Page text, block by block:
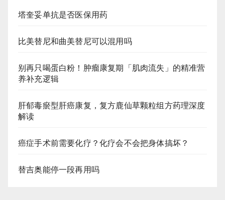
塔奎妥单抗是否医保用药
比美替尼和曲美替尼可以混用吗
别再只喝蛋白粉！肿瘤康复期「肌肉流失」的精准营
养补充逻辑
肝郁毒瘀型肝癌康复，复方鹿仙草颗粒组方药理深度
解读
癌症手术前需要化疗？化疗会不会把身体搞坏？
替吉奥能停一段再用吗